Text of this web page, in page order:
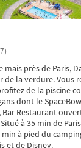
près de Paris,
de la verdure. Vous
de la piscine
dont le
Restaurant
à 35 min de
min à pied du
et de Disney.